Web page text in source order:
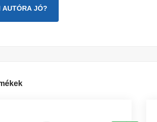
AUTÓRA JÓ?